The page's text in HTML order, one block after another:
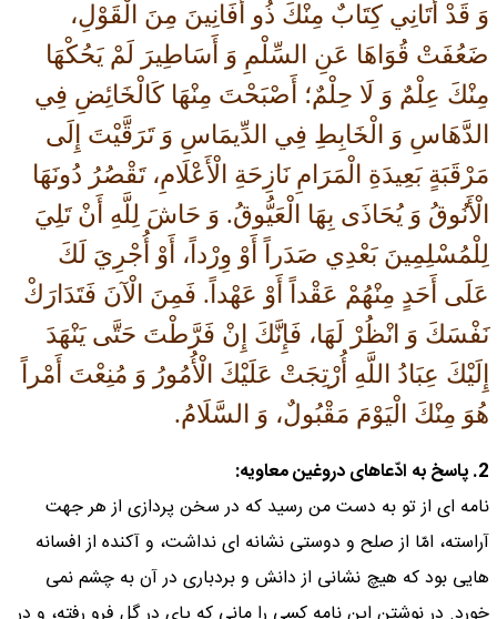
وَ قَدْ أَتَانِي كِتَابٌ مِنْكَ ذُو أَفَانِينَ مِنَ الْقَوْلِ،
ضَعُفَتْ قُوَاهَا عَنِ السِّلْمِ وَ أَسَاطِيرَ لَمْ يَحُكْهَا
مِنْكَ عِلْمٌ وَ لَا حِلْمٌ؛ أَصْبَحْتَ مِنْهَا كَالْخَائِضِ فِي
الدَّهَاسِ وَ الْخَابِطِ فِي الدِّيمَاسِ وَ تَرَقَّيْتَ إِلَى
مَرْقَبَةٍ بَعِيدَةِ الْمَرَامِ نَازِحَةِ الْأَعْلَامِ، تَقْصُرُ دُونَهَا
الْأَنُوقُ وَ يُحَاذَى بِهَا الْعَيُّوقُ. وَ حَاشَ لِلَّهِ أَنْ تَلِيَ
لِلْمُسْلِمِينَ بَعْدِي صَدَراً أَوْ وِرْداً، أَوْ أُجْرِيَ لَكَ
عَلَى أَحَدٍ مِنْهُمْ عَقْداً أَوْ عَهْداً. فَمِنَ الْآنَ فَتَدَارَكْ
نَفْسَكَ وَ انْظُرْ لَهَا، فَإِنَّكَ إِنْ فَرَّطْتَ حَتَّى يَنْهَدَ
إِلَيْكَ عِبَادُ اللَّهِ أُرْتِجَتْ عَلَيْكَ الْأُمُورُ وَ مُنِعْتَ أَمْراً
هُوَ مِنْكَ الْيَوْمَ مَقْبُولٌ، وَ السَّلَامُ.
2. پاسخ به ادّعاهاى دروغين معاويه:
نامه اى از تو به دست من رسيد كه در سخن پردازى از هر جهت
آراسته، امّا از صلح و دوستى نشانه اى نداشت، و آكنده از افسانه
هايى بود كه هيچ نشانى از دانش و بردبارى در آن به چشم نمى